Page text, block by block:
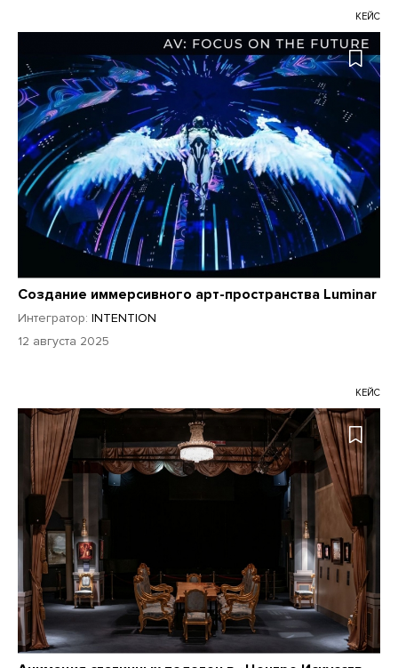
КЕЙС
Создание иммерсивного арт-пространства Luminar
Интегратор: INTENTION
12 августа 2025
КЕЙС